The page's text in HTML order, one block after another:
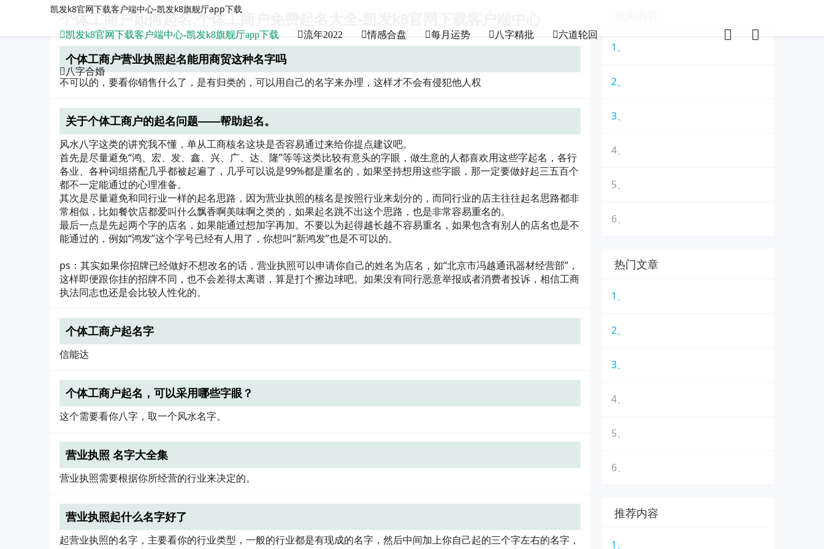
凯发k8官网下载客户端中心-凯发k8旗舰厅app下载
凯发k8官网下载客户端中心-凯发k8旗舰厅app下载 流年2022 情感合盘 每月运势 八字精批 六道轮回
八字合婚
个体工商户如何起名,个体工商户免费起名大全-凯发k8官网下载客户端中心
个体工商户营业执照起名能用商贸这种名字吗
不可以的，要看你销售什么了，是有归类的，可以用自己的名字来办理，这样才不会有侵犯他人权
关于个体工商户的起名问题——帮助起名。
风水八字这类的讲究我不懂，单从工商核名这块是否容易通过来给你提点建议吧。
首先是尽量避免“鸿、宏、发、鑫、兴、广、达、隆”等等这类比较有意头的字眼，做生意的人都喜欢用这些字起名，各行
各业、各种词组搭配几乎都被起遍了，几乎可以说是99%都是重名的，如果坚持想用这些字眼，那一定要做好起三五百个
都不一定能通过的心理准备。
其次是尽量避免和同行业一样的起名思路，因为营业执照的核名是按照行业来划分的，而同行业的店主往往起名思路都非
常相似，比如餐饮店都爱叫什么飘香啊美味啊之类的，如果起名跳不出这个思路，也是非常容易重名的。
最后一点是先起两个字的店名，如果能通过想加字再加。不要以为起得越长越不容易重名，如果包含有别人的店名也是不
能通过的，例如“鸿发”这个字号已经有人用了，你想叫“新鸿发”也是不可以的。
ps：其实如果你招牌已经做好不想改名的话，营业执照可以申请你自己的姓名为店名，如“北京市冯越通讯器材经营部”，
这样即便跟你挂的招牌不同，也不会差得太离谱，算是打个擦边球吧。如果没有同行恶意举报或者消费者投诉，相信工商
执法同志也还是会比较人性化的。
个体工商户起名字
信能达
个体工商户起名，可以采用哪些字眼？
这个需要看你八字，取一个风水名字。
营业执照 名字大全集
营业执照需要根据你所经营的行业来决定的。
营业执照起什么名字好了
起营业执照的名字，主要看你的行业类型，一般的行业都是有现成的名字，然后中间加上你自己起的三个字左右的名字，
1、
2、
3、
4、
5、
6、
热门文章
1、
2、
3、
4、
5、
6、
推荐内容
1、